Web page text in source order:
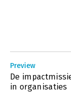
Preview
De
in organisaties